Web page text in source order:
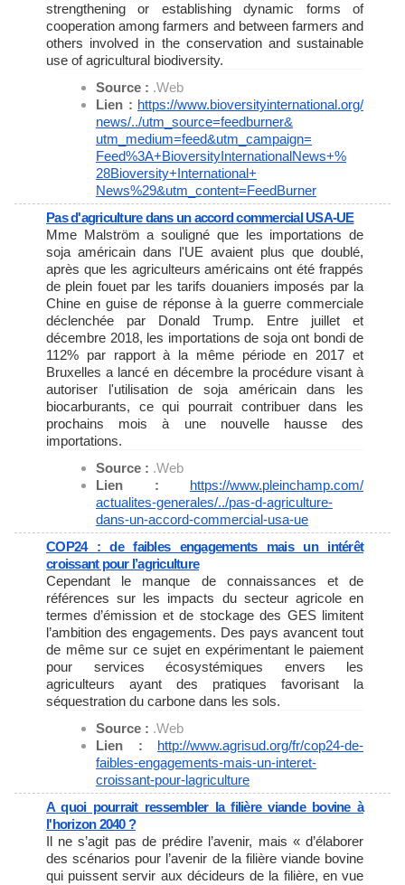
strengthening or establishing dynamic forms of
cooperation among farmers and between farmers and
others involved in the conservation and sustainable
use of agricultural biodiversity.
Source : .Web
Lien : https://www.bioversityinternational.org/
news/../utm_source=feedburner&
utm_medium=feed&utm_campaign=
Feed%3A+BioversityInternationalNews+%
28Bioversity+International+
News%29&utm_content=FeedBurner
Pas d'agriculture dans un accord commercial USA-UE
Mme Malström a souligné que les importations de
soja américain dans l'UE avaient plus que doublé,
après que les agriculteurs américains ont été frappés
de plein fouet par les tarifs douaniers imposés par la
Chine en guise de réponse à la guerre commerciale
déclenchée par Donald Trump. Entre juillet et
décembre 2018, les importations de soja ont bondi de
112% par rapport à la même période en 2017 et
Bruxelles a lancé en décembre la procédure visant à
autoriser l'utilisation de soja américain dans les
biocarburants, ce qui pourrait contribuer dans les
prochains mois à une nouvelle hausse des
importations.
Source : .Web
Lien : https://www.pleinchamp.com/
actualites-generales/../pas-d-agriculture-
dans-un-accord-commercial-usa-ue
COP24 : de faibles engagements mais un intérêt
croissant pour l’agriculture
Cependant le manque de connaissances et de
références sur les impacts du secteur agricole en
termes d’émission et de stockage des GES limitent
l’ambition des engagements. Des pays avancent tout
de même sur ce sujet en expérimentant le paiement
pour services écosystémiques envers les
agriculteurs ayant des pratiques favorisant la
séquestration du carbone dans les sols.
Source : .Web
Lien : http://www.agrisud.org/fr/cop24-de-
faibles-engagements-mais-un-interet-
croissant-pour-lagriculture
A quoi pourrait ressembler la filière viande bovine à
l'horizon 2040 ?
Il ne s’agit pas de prédire l’avenir, mais « d’élaborer
des scénarios pour l’avenir de la filière viande bovine
qui puissent servir aux décideurs de la filière, en vue